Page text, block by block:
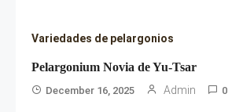
Variedades de pelargonios
Pelargonium Novia de Yu-Tsar
December 16, 2025 Admin 0